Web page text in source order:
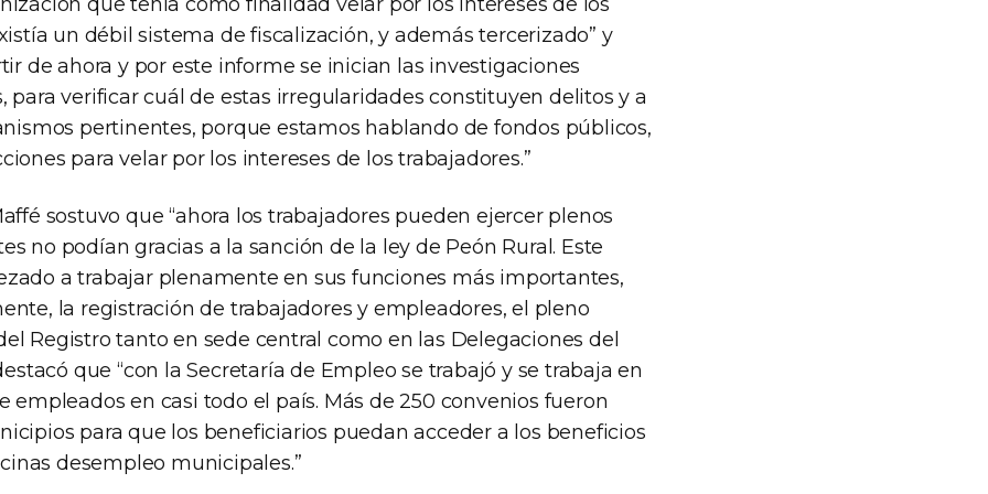
un débil sistema de fiscalización, y además tercerizado” y
de ahora y por este informe se inician las investigaciones
para verificar cuál de estas irregularidades constituyen delitos y a
pertinentes, porque estamos hablando de fondos públicos,
para velar por los intereses de los trabajadores.”
sostuvo que “ahora los trabajadores pueden ejercer plenos
no podían gracias a la sanción de la ley de Peón Rural. Este
a trabajar plenamente en sus funciones más importantes,
la registración de trabajadores y empleadores, el pleno
Registro tanto en sede central como en las Delegaciones del
que “con la Secretaría de Empleo se trabajó y se trabaja en
empleados en casi todo el país. Más de 250 convenios fueron
para que los beneficiarios puedan acceder a los beneficios
desempleo municipales.”